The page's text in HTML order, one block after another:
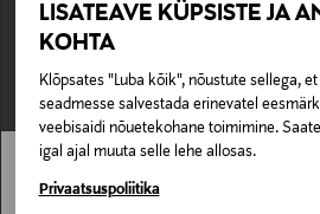
LISATEAVE KÜPSISTE JA
KOHTA
Klõpsates "Luba kõik", nõustute sellega,
seadmesse salvestada erinevatel
veebisaidi nõuetekohane toimimine.
igal ajal muuta selle lehe allosas.
Privaatsuspoliitika
POLO RALPH LAUREN
Stockmann pole Sinu riigis